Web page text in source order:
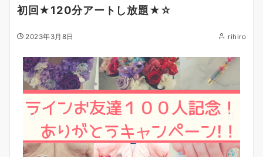
初回★120分アートし放題★☆
2023年3月8日 rihiro